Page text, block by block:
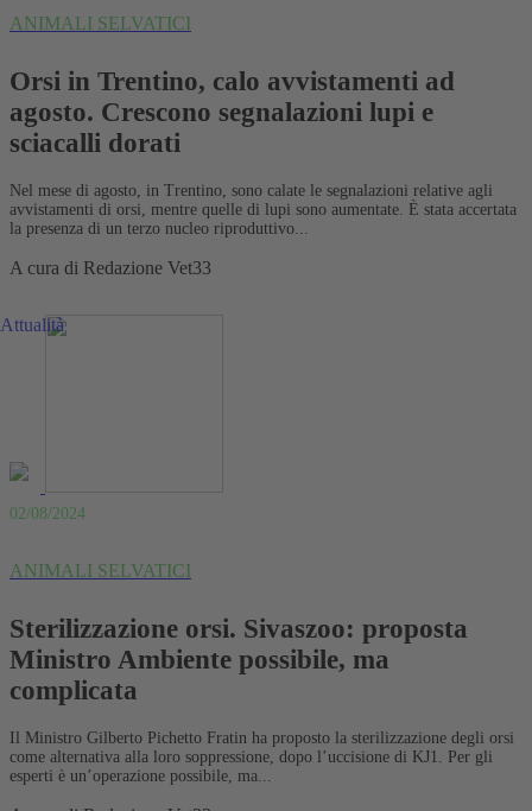
ANIMALI SELVATICI
Orsi in Trentino, calo avvistamenti ad
agosto. Crescono segnalazioni lupi e
sciacalli dorati
Nel mese di agosto, in Trentino, sono calate le segnalazioni relative agli
avvistamenti di orsi, mentre quelle di lupi sono aumentate. È stata accertata
la presenza di un terzo nucleo riproduttivo...
A cura di Redazione Vet33
Attualità
02/08/2024
ANIMALI SELVATICI
Sterilizzazione orsi. Sivaszoo: proposta
Ministro Ambiente possibile, ma
complicata
Il Ministro Gilberto Pichetto Fratin ha proposto la sterilizzazione degli orsi
come alternativa alla loro soppressione, dopo l’uccisione di KJ1. Per gli
esperti è un’operazione possibile, ma...